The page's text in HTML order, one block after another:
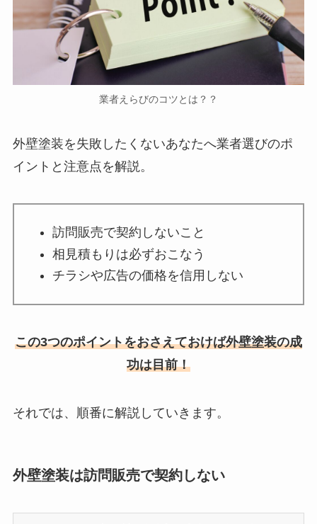
業者えらびのコツとは？？
外壁塗装を失敗したくないあなたへ業者選びのポ
イントと注意点を解説。
訪問販売で契約しないこと
相見積もりは必ずおこなう
チラシや広告の価格を信用しない
この3つのポイントをおさえておけば外壁塗装の成
功は目前！
それでは、順番に解説していきます。
外壁塗装は訪問販売で契約しない